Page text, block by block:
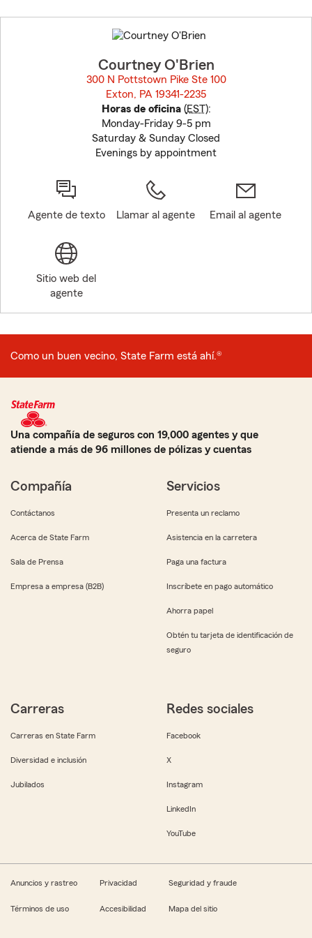
to
before
Courtney O'Brien
300 N Pottstown Pike Ste 100
Exton, PA 19341-2235
Horas de oficina(EST):
Monday-Friday 9-5 pm
Saturday & Sunday Closed
Evenings by appointment
Agente de texto Llamar al agente Email al agente
Sitio web del
agente
Como un buen vecino, State Farm está ahí.®
Una compañía de seguros con 19,000 agentes y que
atiende a más de 96 millones de pólizas y cuentas
Compañía
Contáctanos
Acerca de State Farm
Sala de Prensa
Empresa a empresa (B2B)
Servicios
Presenta un reclamo
Asistencia en la carretera
Paga una factura
Inscríbete en pago automático
Ahorra papel
Obtén tu tarjeta de identificación de
seguro
Carreras
Carreras en State Farm
Diversidad e inclusión
Jubilados
Redes sociales
Facebook
X
Instagram
LinkedIn
YouTube
Anuncios y rastreo Privacidad Seguridad y fraude
Términos de uso Accesibilidad Mapa del sitio